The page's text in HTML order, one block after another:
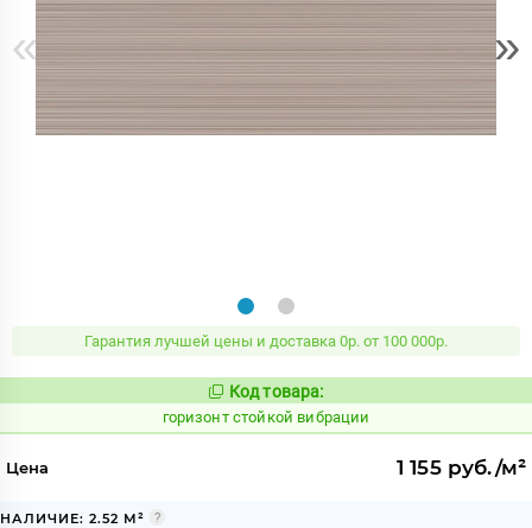
« »
Гарантия лучшей цены и доставка 0р. от 100 000р.
Код:
309135
Код товара:
горизонт стойкой вибрации
Цена 1 155 руб./м²
НАЛИЧИЕ: 2.52 М²